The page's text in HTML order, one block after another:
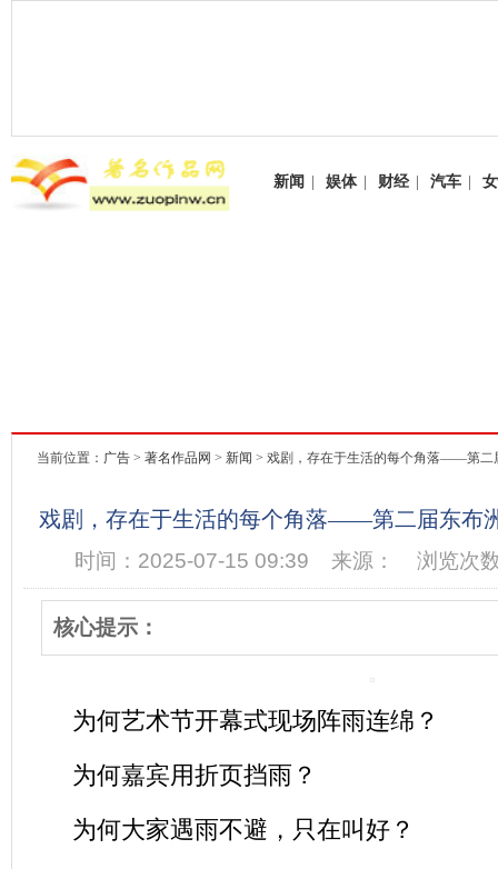
新闻 娱体 财经 汽车
当前位置： 广告 > 著名作品网 > 新闻 > 戏剧，存在于生活的每个角落——第二
戏剧，存在于生活的每个角落——第二届东布
时间：2025-07-15 09:39 来源： 浏览次
核心提示：
为何艺术节开幕式现场阵雨连绵？
为何嘉宾用折页挡雨？
为何大家遇雨不避，只在叫好？